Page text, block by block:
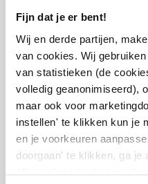
Fijn dat je er bent!
Wij en derde partijen,
van cookies. Wij
van statistieken (de
volledig geanonimiseerd),
maar ook voor
instellen' te klikken kun je
en je voorkeuren
doorgaan' te klikken, ga je
alle cookies zoals
Loopbaan En Ontwikkelen
Ment Kuiper: